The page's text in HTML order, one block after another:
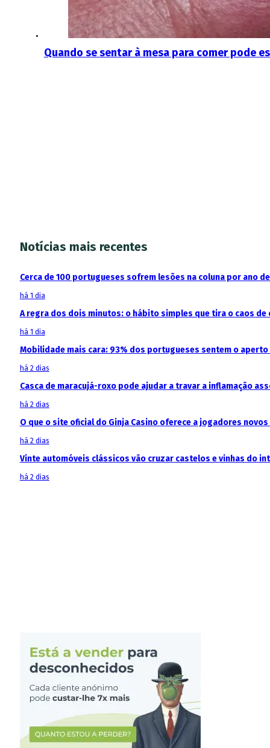
Quando se sentar à mesa para comer pode
Notícias mais recentes
Cerca de 100 portugueses sofrem lesões na coluna por ano
há 1 dia
A regra dos dois minutos: o hábito simples que tira o caos de
há 1 dia
Mobilidade mais cara: 93% dos portugueses sentem o
há 2 dias
Casca de maracujá-roxo pode ajudar a travar a inflamação
há 2 dias
O que o site oficial do Ginja Casino oferece a jogadores
há 2 dias
Vinte automóveis clássicos vão cruzar castelos e vinhas do
há 2 dias